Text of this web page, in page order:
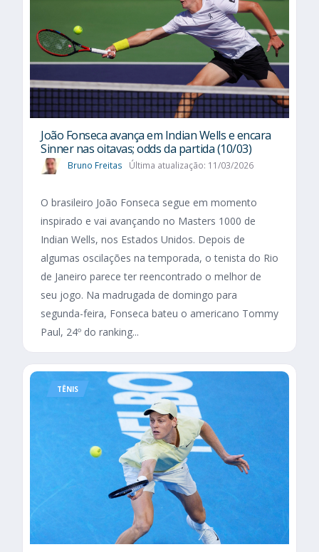
João Fonseca avança em Indian Wells e encara
Sinner nas oitavas; odds da partida (10/03)
Bruno Freitas Última atualização: 11/03/2026
O brasileiro João Fonseca segue em momento
inspirado e vai avançando no Masters 1000 de
Indian Wells, nos Estados Unidos. Depois de
algumas oscilações na temporada, o tenista do Rio
de Janeiro parece ter reencontrado o melhor de
seu jogo. Na madrugada de domingo para
segunda-feira, Fonseca bateu o americano Tommy
Paul, 24º do ranking...
TÊNIS